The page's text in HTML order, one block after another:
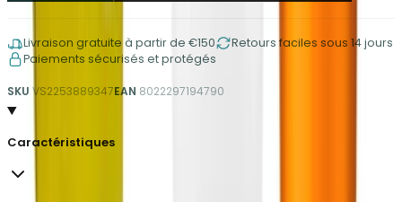
Livraison gratuite à partir de €150
Retours faciles sous 14 jours
Paiements sécurisés et protégés
SKU VS2253889347EAN 8022297194790
Caractéristiques